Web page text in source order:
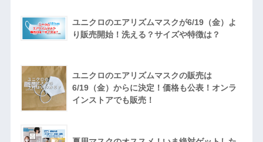
ユニクロのエアリズムマスクが6/19（金）よ
り販売開始！洗える？サイズや特徴は？
ユニクロのエアリズムマスクの販売は
6/19（金）からに決定！価格も公表！オンラ
インストアでも販売！